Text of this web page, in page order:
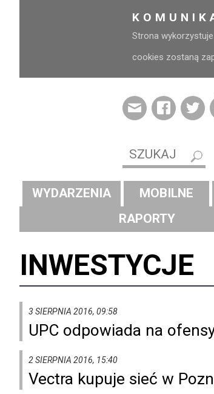
Strona
cookies zostaną
WYDARZENIA MOBILNE
RAPORTY
INWESTYCJE
3 SIERPNIA 2016, 09:58
UPC odpowiada na
2 SIERPNIA 2016, 15:40
Vectra kupuje sieć w